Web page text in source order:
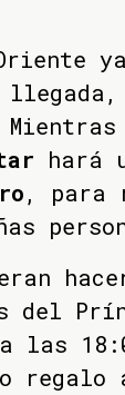
hará
, para
del
regalo